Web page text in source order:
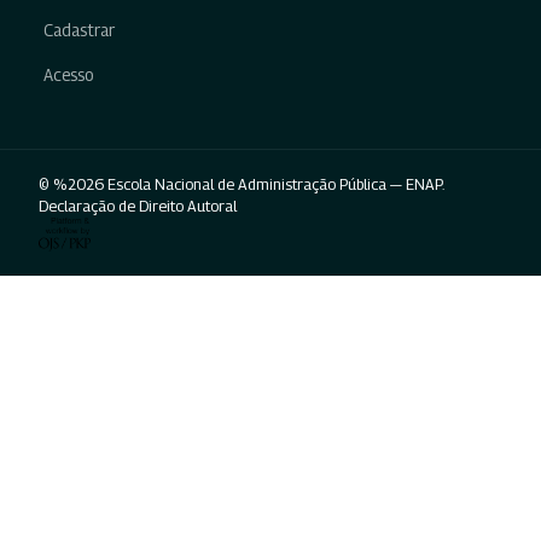
Cadastrar
Acesso
© %2026 Escola Nacional de Administração Pública — ENAP.
Declaração de Direito Autoral